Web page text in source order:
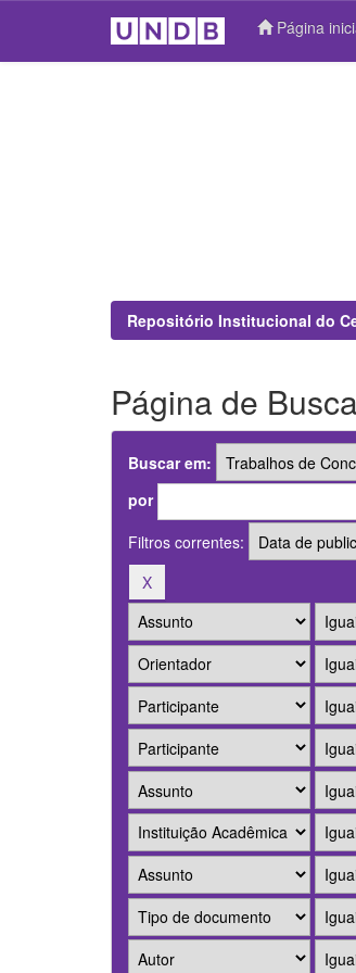
Página
Repositório Institucional do
Página de Busca
Buscar em:
por
Filtros correntes: